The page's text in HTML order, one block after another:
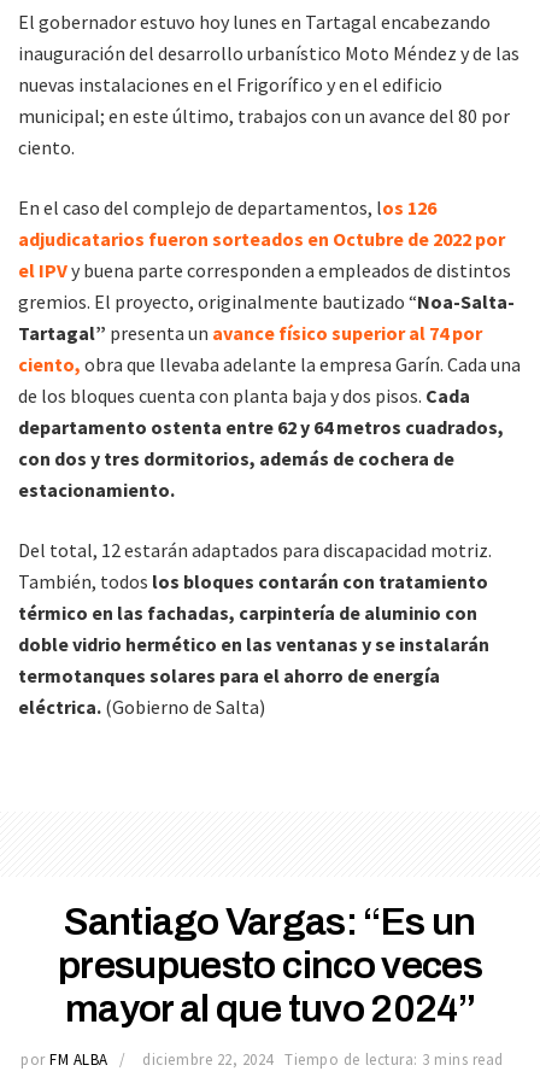
El gobernador estuvo hoy lunes en Tartagal encabezando
inauguración del desarrollo urbanístico Moto Méndez y de las
nuevas instalaciones en el Frigorífico y en el edificio
municipal; en este último, trabajos con un avance del 80 por
ciento.
En el caso del complejo de departamentos, los 126
adjudicatarios fueron sorteados en Octubre de 2022 por
el IPVy buena parte corresponden a empleados de distintos
gremios. El proyecto, originalmente bautizado “Noa-Salta-
Tartagal” presenta un avance físico superior al 74 por
ciento, obra que llevaba adelante la empresa Garín. Cada una
de los bloques cuenta con planta baja y dos pisos. Cada
departamento ostenta entre 62 y 64 metros cuadrados,
con dos y tres dormitorios, además de cochera de
estacionamiento.
Del total, 12 estarán adaptados para discapacidad motriz.
También, todos los bloques contarán con tratamiento
térmico en las fachadas, carpintería de aluminio con
doble vidrio hermético en las ventanas y se instalarán
termotanques solares para el ahorro de energía
eléctrica. (Gobierno de Salta)
Santiago Vargas: “Es un
presupuesto cinco veces
mayor al que tuvo 2024”
por FM ALBA diciembre 22, 2024 Tiempo de lectura: 3 mins read